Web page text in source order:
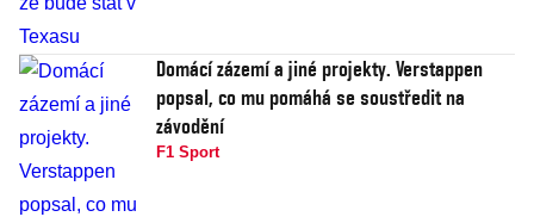
Domácí zázemí a jiné projekty. Verstappen
popsal, co mu pomáhá se soustředit na
závodění
F1 Sport